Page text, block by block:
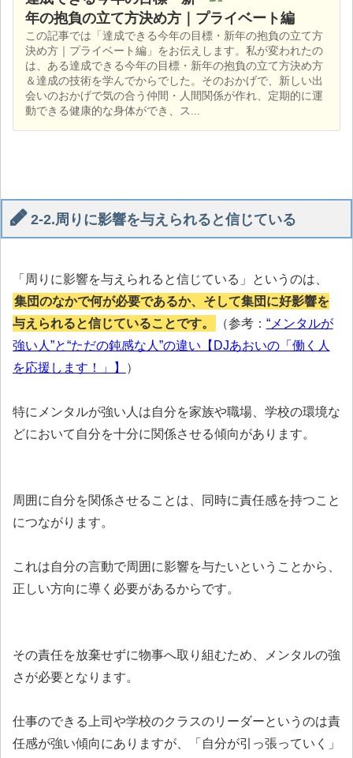
年の抱負の立て方決め方｜プライベート編
この記事では「達成できる今年の目標・新年の抱負の立て方
決め方｜プライベート編」をお伝えします。私が変われたの
は、ある達成できる今年の目標・新年の抱負の立て方決め方
＆達成の技術を学んでからでした。そのおかげで、新しい出
会いのおかげで気の合う仲間・人間関係が作れ、定期的に運
動できる健康的な身体ができ、ス...
2-2.周りに影響を与えられると信じている
「周りに影響を与えられると信じている」というのは、
集団のなかで何が必要であるか、そして集団に好影響を
与えられると信じていることです。
（参考： “メンタルが
強い人”と“ただの鈍感な人”の違い【DJあおいの「働く人
を応援します！」】
）
特にメンタルが強い人は自分を家族や職場、学校の環境な
どにおいて自分を十分に関係させる傾向があります。
周囲に自分を関係させることは、同時に責任感を持つこと
につながります。
これは自分の言動で周囲に影響を与たいということから、
正しい方向に導く必要があるからです。
その責任を放棄せずに物事へ取り組むため、メンタルの強
さが必要となります。
仕事のできる上司や学校のクラスのリーダーというのは責
任感が強い傾向にありますが、「自分が引っ張っていく」